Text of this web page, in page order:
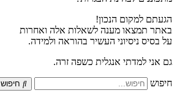
הגעתם למקום הנכון!
באתר תמצאו מענה לשאלות אלה ואחרות
על בסיס ניסיוני העשיר בהוראה ולמידה.
גם אני למדתי אנגלית כשפה זרה.
חיפוש חיפוש